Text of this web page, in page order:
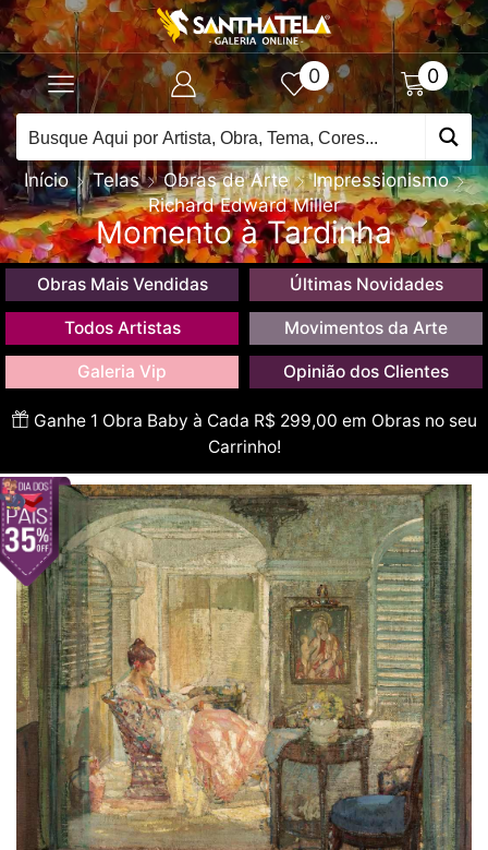
0 0
Início Telas Obras de Arte
Impressionismo
Richard Edward Miller
Momento à Tardinha
Obras Mais Vendidas Últimas Novidades
Todos Artistas Movimentos da Arte
Galeria Vip Opinião dos Clientes
Ganhe 1 Obra Baby à Cada R$ 299,00 em Obras no seu
Carrinho!